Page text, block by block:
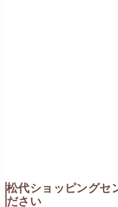
松代ショッピングセ
ださい